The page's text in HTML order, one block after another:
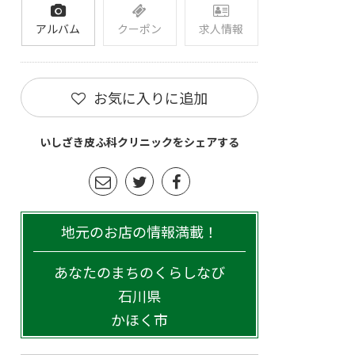
アルバム クーポン 求人情報
お気に入りに追加
いしざき皮ふ科クリニックをシェアする
地元のお店の情報満載！
あなたのまちのくらしなび
石川県
かほく市